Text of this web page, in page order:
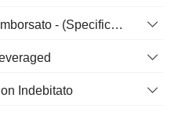
Debito Netto Emesso / Rimborsato - (Specifico al Modello)
Indebitato